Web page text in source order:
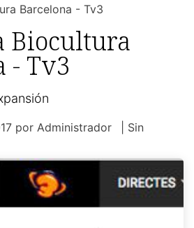
Barcelona - Tv3
Biocultura
- Tv3
por Administrador
| Sin